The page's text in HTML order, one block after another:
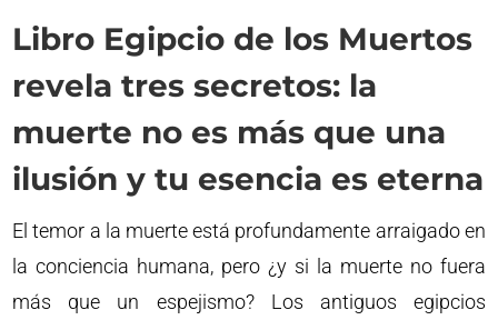
Libro Egipcio de los Muertos
revela tres secretos: la
muerte no es más que una
ilusión y tu esencia es eterna
El temor a la muerte está profundamente arraigado en
la conciencia humana, pero ¿y si la muerte no fuera
más que un espejismo? Los antiguos egipcios